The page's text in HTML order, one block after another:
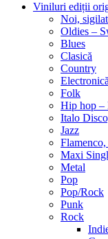
Viniluri ediții
Noi,
Oldies –
Blues
Clasică
Country
Folk
Hip hop –
Italo
Jazz
Maxi
Metal
Pop
Pop/Rock
Punk
Rock